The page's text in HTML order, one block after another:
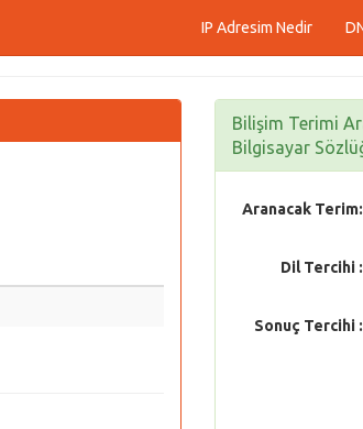
IP Adresim Nedir
Bilişim Terimi
Bilgisayar
Aranacak Terim:
Dil Tercihi :
Sonuç Tercihi :